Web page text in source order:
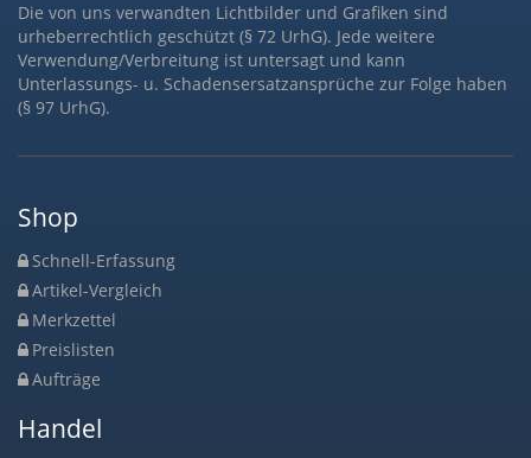
Die von uns verwandten Lichtbilder und Grafiken sind
urheberrechtlich geschützt (§ 72 UrhG). Jede weitere
Verwendung/Verbreitung ist untersagt und kann
Unterlassungs- u. Schadensersatzansprüche zur Folge haben
(§ 97 UrhG).
Shop
Schnell-Erfassung
Artikel-Vergleich
Merkzettel
Preislisten
Aufträge
Handel